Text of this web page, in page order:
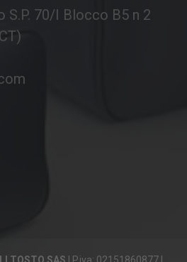
S.P. 70/I Blocco B5 n 2